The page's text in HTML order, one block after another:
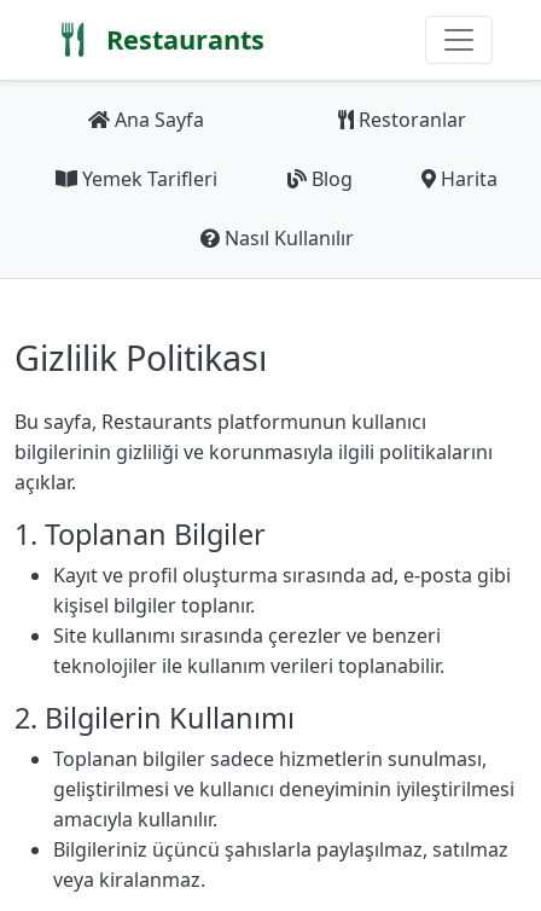
Restaurants
Ana Sayfa Restoranlar
Yemek Tarifleri Blog Harita
Nasıl Kullanılır
Gizlilik Politikası
Bu sayfa, Restaurants platformunun kullanıcı
bilgilerinin gizliliği ve korunmasıyla ilgili politikalarını
açıklar.
1. Toplanan Bilgiler
Kayıt ve profil oluşturma sırasında ad, e-posta gibi
kişisel bilgiler toplanır.
Site kullanımı sırasında çerezler ve benzeri
teknolojiler ile kullanım verileri toplanabilir.
2. Bilgilerin Kullanımı
Toplanan bilgiler sadece hizmetlerin sunulması,
geliştirilmesi ve kullanıcı deneyiminin iyileştirilmesi
amacıyla kullanılır.
Bilgileriniz üçüncü şahıslarla paylaşılmaz, satılmaz
veya kiralanmaz.